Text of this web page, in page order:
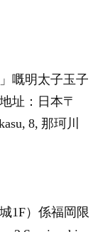
嘅明太子玉子
址：日本〒
8, 那珂川
1F）係福岡限